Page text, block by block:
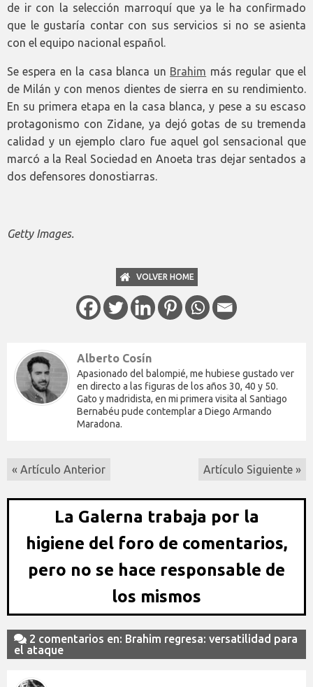
de ir con la selección marroquí que ya le ha confirmado
que le gustaría contar con sus servicios si no se asienta
con el equipo nacional español.
Se espera en la casa blanca un Brahim más regular que el
de Milán y con menos dientes de sierra en su rendimiento.
En su primera etapa en la casa blanca, y pese a su escaso
protagonismo con Zidane, ya dejó gotas de su tremenda
calidad y un ejemplo claro fue aquel gol sensacional que
marcó a la Real Sociedad en Anoeta tras dejar sentados a
dos defensores donostiarras.
Getty Images.
VOLVER HOME
Alberto Cosín
Apasionado del balompié, me hubiese gustado ver
en directo a las figuras de los años 30, 40 y 50.
Gato y madridista, en mi primera visita al Santiago
Bernabéu pude contemplar a Diego Armando
Maradona.
« Artículo Anterior Artículo Siguiente »
La Galerna trabaja por la
higiene del foro de comentarios,
pero no se hace responsable de
los mismos
2 comentarios en: Brahim regresa: versatilidad para
el ataque